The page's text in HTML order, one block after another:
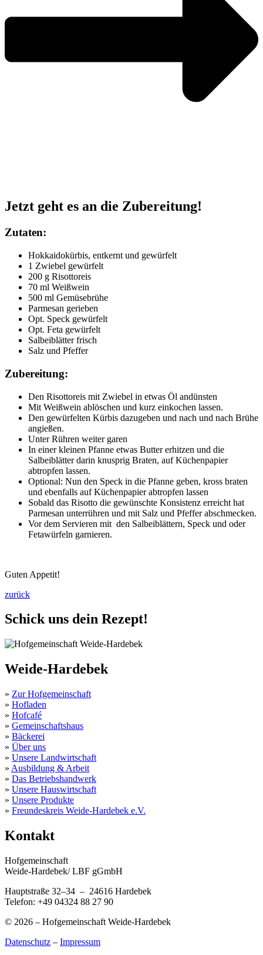
Jetzt geht es an die Zubereitung!
Zutaten:
Hokkaidokürbis, entkernt und gewürfelt
1 Zwiebel gewürfelt
200 g Risottoreis
70 ml Weißwein
500 ml Gemüsebrühe
Parmesan gerieben
Opt. Speck gewürfelt
Opt. Feta gewürfelt
Salbeiblätter frisch
Salz und Pfeffer
Zubereitung:
Den Risottoreis mit Zwiebel in etwas Öl andünsten
Mit Weißwein ablöschen und kurz einkochen lassen.
Den gewürfelten Kürbis dazugeben und nach und nach Brühe
angießen.
Unter Rühren weiter garen
In einer kleinen Pfanne etwas Butter erhitzen und die
Salbeiblätter darin knusprig Braten, auf Küchenpapier
abtropfen lassen.
Optional: Nun den Speck in die Pfanne geben, kross braten
und ebenfalls auf Küchenpapier abtropfen lassen
Sobald das Risotto die gewünschte Konsistenz erreicht hat
Parmesan unterrühren und mit Salz und Pfeffer abschmecken.
Vor dem Servieren mit den Salbeiblättern, Speck und oder
Fetawürfeln garnieren.
Guten Appetit!
zurück
Schick uns dein Rezept!
Weide-Hardebek
» Zur Hofgemeinschaft
» Hofladen
» Hofcafé
» Gemeinschaftshaus
» Bäckerei
» Über uns
» Unsere Landwirtschaft
» Ausbildung & Arbeit
» Das Betriebshandwerk
» Unsere Hauswirtschaft
» Unsere Produkte
» Freundeskreis Weide-Hardebek e.V.
Kontakt
Hofgemeinschaft
Weide-Hardebek/ LBF gGmbH
Hauptstraße 32–34 – 24616 Hardebek
Telefon: +49 04324 88 27 90
© 2026 – Hofgemeinschaft Weide-Hardebek
Datenschutz – Impressum